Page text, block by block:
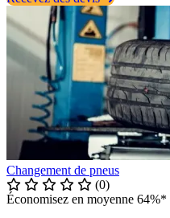
Changement de pneus
(0)
Économisez en moyenne 64%*